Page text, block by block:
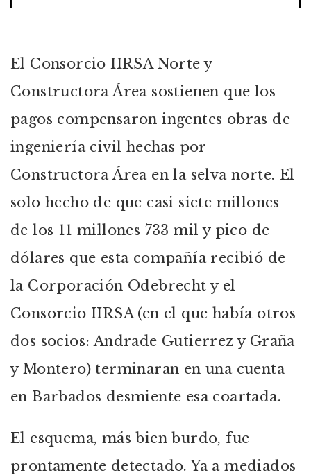
El Consorcio IIRSA Norte y
Constructora Área sostienen que los
pagos compensaron ingentes obras de
ingeniería civil hechas por
Constructora Área en la selva norte. El
solo hecho de que casi siete millones
de los 11 millones 733 mil y pico de
dólares que esta compañía recibió de
la Corporación Odebrecht y el
Consorcio IIRSA (en el que había otros
dos socios: Andrade Gutierrez y Graña
y Montero) terminaran en una cuenta
en Barbados desmiente esa coartada.
El esquema, más bien burdo, fue
prontamente detectado. Ya a mediados